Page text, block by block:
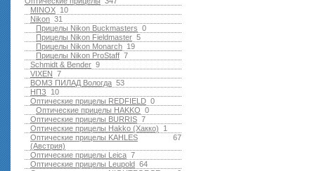
10
MINOX
31
Nikon
0
Прицелы Nikon Buckmasters
5
Прицелы Nikon Fieldmaster
19
Прицелы Nikon Monarch
7
Прицелы Nikon ProStaff
9
Schmidt & Bender
7
VIXEN
53
ВОМЗ ПИЛАД Вологда
10
НПЗ
0
Оптические прицелы REDFIELD
0
Оптические прицелы HAKKO
7
Оптические прицелы BURRIS
1
Оптические прицелы Hakko (Хакко)
67
Оптические прицелы KAHLES
(Австрия)
7
Оптические прицелы Leica
64
Оптические прицелы Leupold